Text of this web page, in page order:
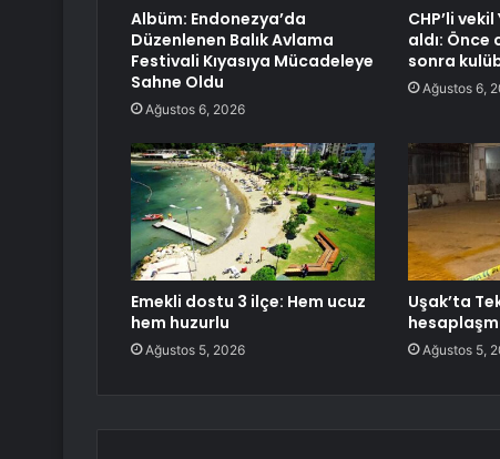
Albüm: Endonezya’da
Düzenlenen Balık Avlama
Festivali Kıyasıya Mücadeleye
Sahne Oldu
Ağustos 6, 2026
CHP’li
aldı: Önce
sonra
Ağustos 6,
Emekli dostu 3 ilçe: Hem ucuz
hem huzurlu
Ağustos 5, 2026
Uşak’ta
Ağustos 5,